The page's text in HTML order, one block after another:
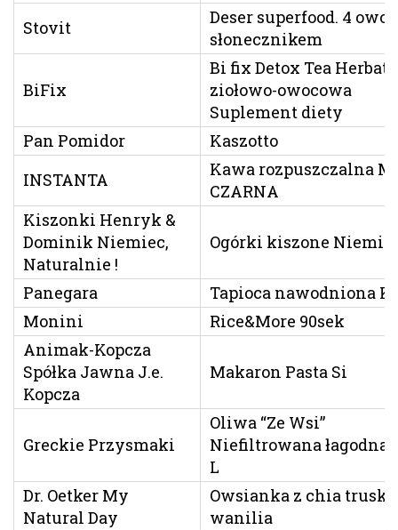
Stovit
Deser superfood. 4
słonecznikem
BiFix
Bi fix Detox Tea
ziołowo-owocowa
Suplement diety
Pan Pomidor
Kaszotto
INSTANTA
Kawa rozpuszczalna
CZARNA
Kiszonki Henryk &
Dominik Niemiec,
Naturalnie !
Ogórki kiszone
Panegara
Tapioca nawodniona
Monini
Rice&More 90sek
Animak-Kopcza
Spółka Jawna J.e.
Kopcza
Makaron Pasta Si
Greckie Przysmaki
Oliwa “Ze Wsi”
Niefiltrowana łagodna
L
Dr. Oetker My
Natural Day
Owsianka z chia
wanilia